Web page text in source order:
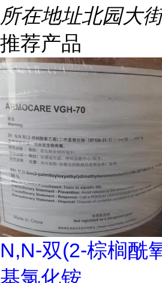
所在地址北园大
推荐产品
N,N-双(2-棕榈酰
基氯化铵